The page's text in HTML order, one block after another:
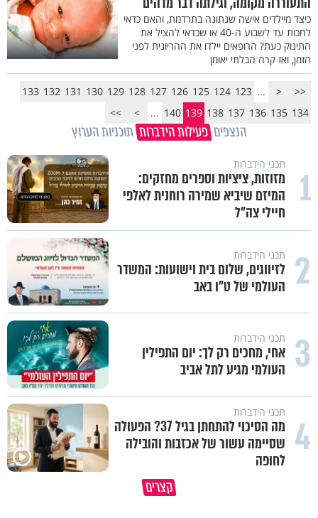
כיצד מיילדים אישה שנתונה בתרדמת, והאם כדאי
לחכות עד לשבוע ה-40 או שכדאי להציל את
התינוק כעת? הרופאים יילדו את ההריונית לפני
הזמן, ואז קרה הבלתי יאומן
<<
<
...
123
124
125
126
127
128
129
130
131
132
133
134
135
136
137
138
139
140
...
>
>>
הנצפים פעילות הידברות תוכניות הערוץ
1 תכני הידברות
מזוזות, ציציות וספרים מחזקים:
המיזם שיביא שמירה רוחנית לאלפי
חיילי צה"ל
2 תכני הידברות
לזיווגים, שלום בית וישועות: המשדר
העולמי של ט"ו באב
3 תכני הידברות
אחי, מחכים רק לך: יום התפילין
העולמי מגיע לתל אביב
4 תכני הידברות
מה הסיכוי להתחתן בגיל 37? הפעולה
שסיימה עשור של אכזבות והובילה
לחופה
קצריםהמתכון לכל הברכות והשפע בעולם